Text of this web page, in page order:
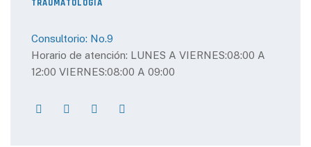
TRAUMATOLOGÍA
Consultorio: No.9
Horario de atención: LUNES A VIERNES:08:00 A
12:00 VIERNES:08:00 A 09:00